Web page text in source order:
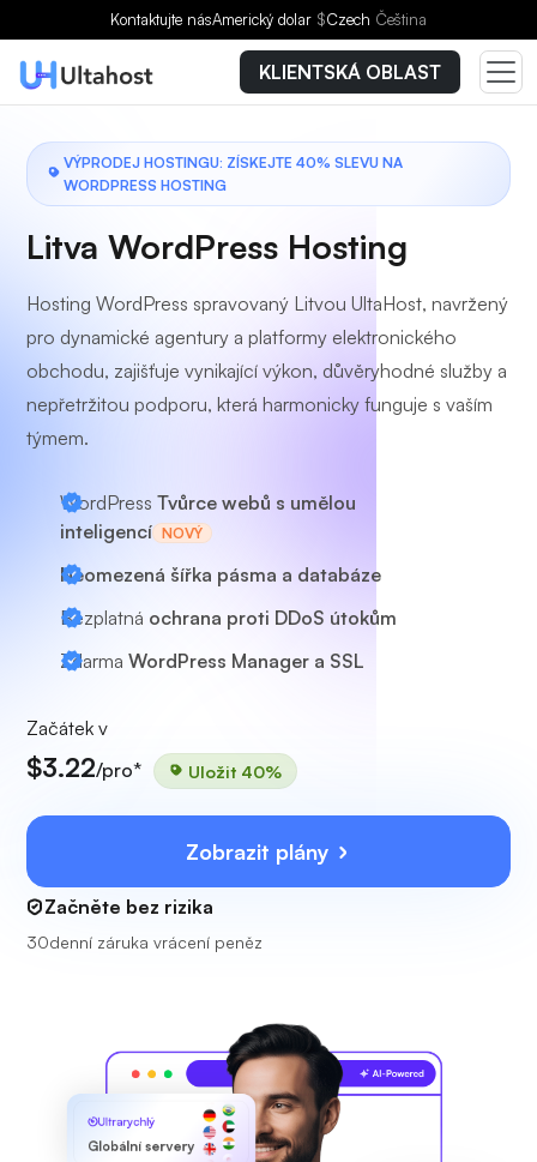
Kontaktujte násAmerický dolar $Czech Čeština
KLIENTSKÁ OBLAST
VÝPRODEJ HOSTINGU: ZÍSKEJTE 40% SLEVU NA
WORDPRESS HOSTING
Litva WordPress Hosting
Hosting WordPress spravovaný Litvou UltaHost, navržený
pro dynamické agentury a platformy elektronického
obchodu, zajišťuje vynikající výkon, důvěryhodné služby a
nepřetržitou podporu, která harmonicky funguje s vaším
týmem.
WordPress Tvůrce webů s umělou
inteligencí NOVÝ
Neomezená šířka pásma a databáze
Bezplatná ochrana proti DDoS útokům
Zdarma WordPress Manager a SSL
Začátek v
$3.22/pro* Uložit 40%
Zobrazit plány
Začněte bez rizika
30denní záruka vrácení peněz
Ultrarychlý
Globální servery